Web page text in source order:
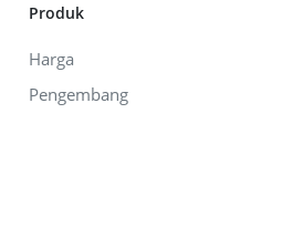
Produk
Harga
Pengembang